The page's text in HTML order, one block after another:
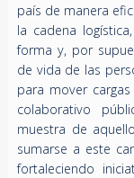
país de manera
la cadena
forma y, por
de vida de las
para mover
colaborativo
muestra de
sumarse a este
fortaleciendo